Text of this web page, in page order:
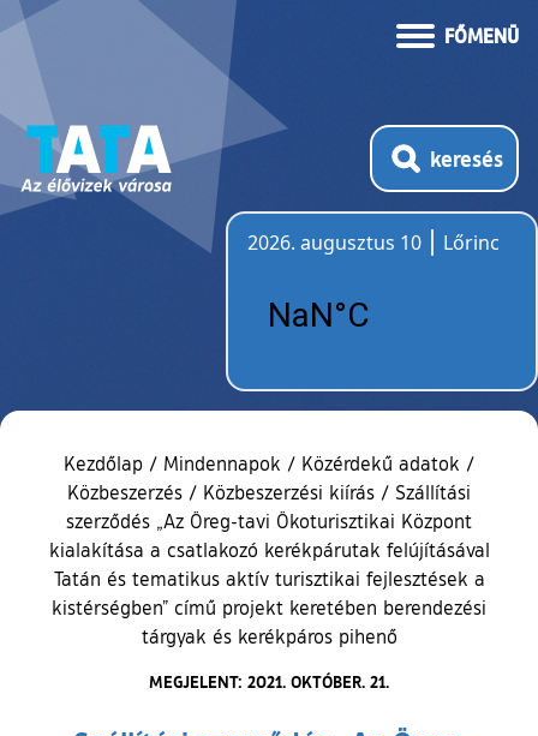
FŐMENÜ
keresés
2026. augusztus 10
Lőrinc
Kezdőlap / Mindennapok / Közérdekű adatok /
Közbeszerzés / Közbeszerzési kiírás / Szállítási
szerződés „Az Öreg-tavi Ökoturisztikai Központ
kialakítása a csatlakozó kerékpárutak felújításával
Tatán és tematikus aktív turisztikai fejlesztések a
kistérségben” című projekt keretében berendezési
tárgyak és kerékpáros pihenő
MEGJELENT: 2021. OKTÓBER. 21.